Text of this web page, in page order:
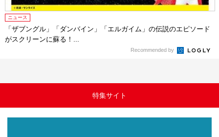
ニュース
「ザブングル」「ダンバイン」「エルガイム」の伝説のエピソード
がスクリーンに蘇る！...
Recommended by
特集サイト